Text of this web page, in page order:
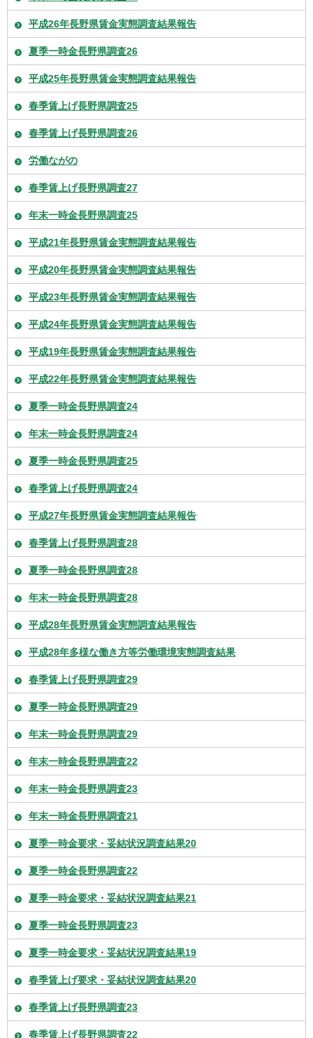
平成26年長野県賃金実態調査結果報告
夏季一時金長野県調査26
平成25年長野県賃金実態調査結果報告
春季賃上げ長野県調査25
春季賃上げ長野県調査26
労働ながの
春季賃上げ長野県調査27
年末一時金長野県調査25
平成21年長野県賃金実態調査結果報告
平成20年長野県賃金実態調査結果報告
平成23年長野県賃金実態調査結果報告
平成24年長野県賃金実態調査結果報告
平成19年長野県賃金実態調査結果報告
平成22年長野県賃金実態調査結果報告
夏季一時金長野県調査24
年末一時金長野県調査24
夏季一時金長野県調査25
春季賃上げ長野県調査24
平成27年長野県賃金実態調査結果報告
春季賃上げ長野県調査28
夏季一時金長野県調査28
年末一時金長野県調査28
平成28年長野県賃金実態調査結果報告
平成28年多様な働き方等労働環境実態調査結果
春季賃上げ長野県調査29
夏季一時金長野県調査29
年末一時金長野県調査29
年末一時金長野県調査22
年末一時金長野県調査23
年末一時金長野県調査21
夏季一時金要求・妥結状況調査結果20
夏季一時金長野県調査22
夏季一時金要求・妥結状況調査結果21
夏季一時金長野県調査23
夏季一時金要求・妥結状況調査結果19
春季賃上げ要求・妥結状況調査結果20
春季賃上げ長野県調査23
春季賃上げ長野県調査22